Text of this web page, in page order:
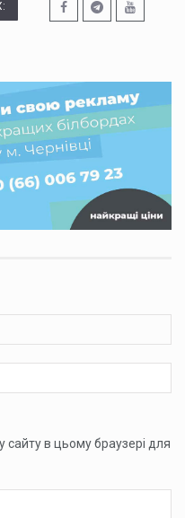
сайту в цьому браузері для